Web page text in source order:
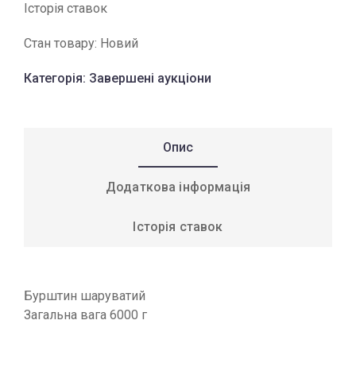
Історія ставок
Стан товару: Новий
Категорія: Завершені аукціони
Опис
Додаткова інформація
Історія ставок
Бурштин шаруватий
Загальна вага 6000 г